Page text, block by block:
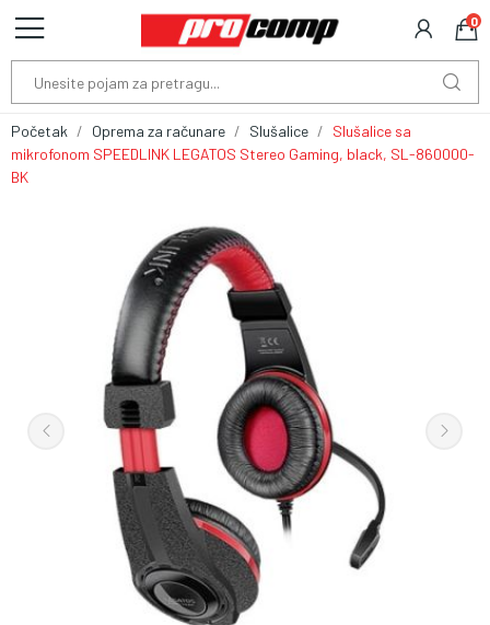
0
Početak Oprema za računare Slušalice
Slušalice sa
mikrofonom SPEEDLINK LEGATOS Stereo Gaming, black, SL-860000-
BK